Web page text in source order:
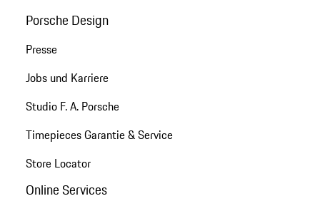
Porsche Design
Presse
Jobs und Karriere
Studio F. A. Porsche
Timepieces Garantie & Service
Store Locator
Online Services